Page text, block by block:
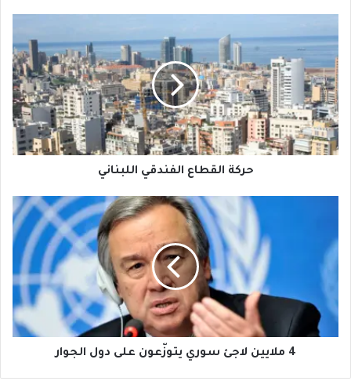
القطاع
الفندقي
اللبناني
حركة القطاع الفندقي اللبناني
سوري
يتوزّعون
دول
الجوار
4 ملايين لاجئ سوري يتوزّعون على دول الجوار